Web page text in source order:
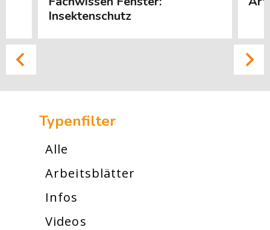
Insektenschutz
Typenfilter
Alle
Arbeitsblätter
Infos
Videos